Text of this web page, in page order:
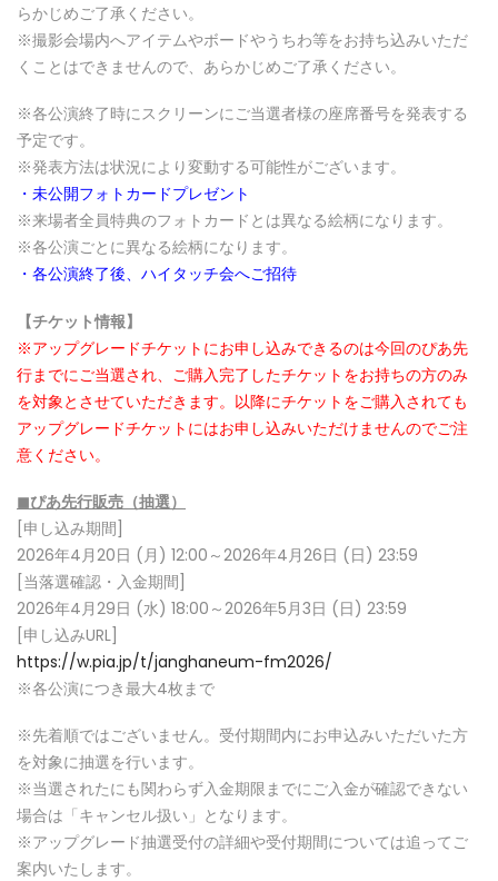
らかじめご了承ください。
※撮影会場内へアイテムやボードやうちわ等をお持ち込みいただ
くことはできませんので、あらかじめご了承ください。
※各公演終了時にスクリーンにご当選者様の座席番号を発表する
予定です。
※発表方法は状況により変動する可能性がございます。
・未公開フォトカードプレゼント
※来場者全員特典のフォトカードとは異なる絵柄になります。
※各公演ごとに異なる絵柄になります。
・各公演終了後、ハイタッチ会へご招待
【チケット情報】
※アップグレードチケットにお申し込みできるのは今回のぴあ先
行までにご当選され、ご購入完了したチケットをお持ちの方のみ
を対象とさせていただきます。以降にチケットをご購入されても
アップグレードチケットにはお申し込みいただけませんのでご注
意ください。
◼ぴあ先行販売（抽選）
[申し込み期間]
2026年4月20日 (月) 12:00～2026年4月26日 (日) 23:59
[当落選確認・入金期間]
2026年4月29日 (水) 18:00～2026年5月3日 (日) 23:59
[申し込みURL]
https://w.pia.jp/t/janghaneum-fm2026/
※各公演につき最大4枚まで
※先着順ではございません。受付期間内にお申込みいただいた方
を対象に抽選を行います。
※当選されたにも関わらず入金期限までにご入金が確認できない
場合は「キャンセル扱い」となります。
※アップグレード抽選受付の詳細や受付期間については追ってご
案内いたします。